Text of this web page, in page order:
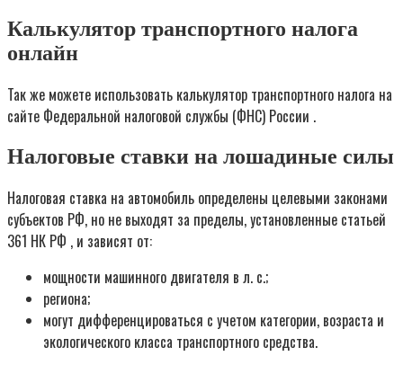
Калькулятор транспортного налога
онлайн
Так же можете использовать калькулятор транспортного налога на
сайте Федеральной налоговой службы (ФНС) России .
Налоговые ставки на лошадиные силы
Налоговая ставка на автомобиль определены целевыми законами
субъектов РФ, но не выходят за пределы, установленные статьей
361 НК РФ , и зависят от:
мощности машинного двигателя в л. с.;
региона;
могут дифференцироваться с учетом категории, возраста и
экологического класса транспортного средства.